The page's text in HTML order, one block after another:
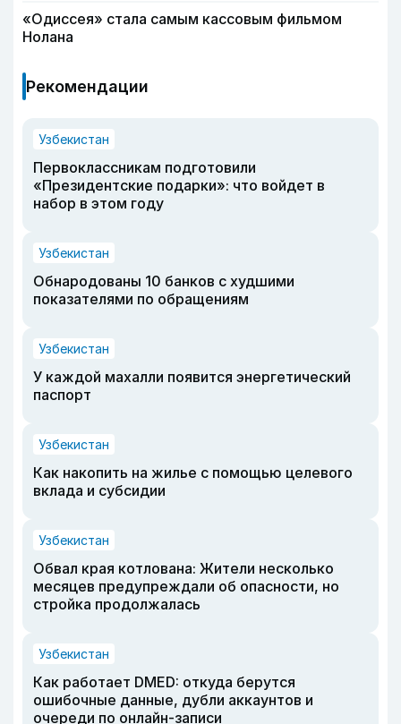
«Одиссея» стала самым кассовым фильмом
Нолана
Рекомендации
Узбекистан
Первоклассникам подготовили
«Президентские подарки»: что войдет в
набор в этом году
Узбекистан
Обнародованы 10 банков с худшими
показателями по обращениям
Узбекистан
У каждой махалли появится энергетический
паспорт
Узбекистан
Как накопить на жилье с помощью целевого
вклада и субсидии
Узбекистан
Обвал края котлована: Жители несколько
месяцев предупреждали об опасности, но
стройка продолжалась
Узбекистан
Как работает DMED: откуда берутся
ошибочные данные, дубли аккаунтов и
очереди по онлайн-записи